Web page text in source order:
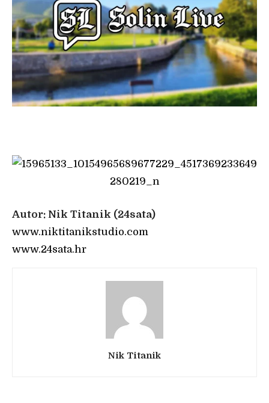
Autor: Nik Titanik (24sata)
www.niktitanikstudio.com
www.24sata.hr
Nik Titanik